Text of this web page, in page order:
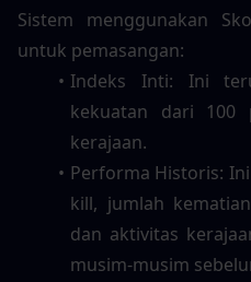
Sistem menggunakan
untuk pemasangan:
Indeks Inti: Ini
kekuatan dari 100
kerajaan.
Performa Historis:
kill, jumlah
dan aktivitas
musim-musim